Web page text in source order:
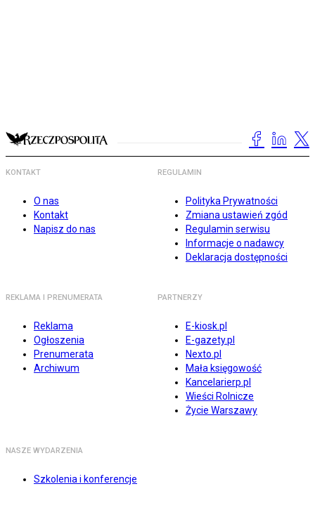
KONTAKT
O nas
Kontakt
Napisz do nas
REGULAMIN
Polityka Prywatności
Zmiana ustawień zgód
Regulamin serwisu
Informacje o nadawcy
Deklaracja dostępności
REKLAMA I PRENUMERATA
Reklama
Ogłoszenia
Prenumerata
Archiwum
PARTNERZY
E-kiosk.pl
E-gazety.pl
Nexto.pl
Mała księgowość
Kancelarierp.pl
Wieści Rolnicze
Życie Warszawy
NASZE WYDARZENIA
Szkolenia i konferencje